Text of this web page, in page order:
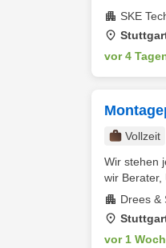
SKE
vor 4
Vollzeit
Wir stehen
wir Berater,
Drees &
vor 1